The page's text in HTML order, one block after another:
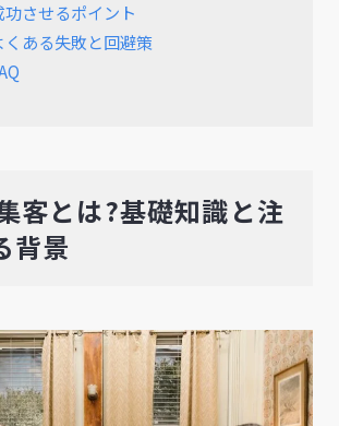
させるポイント
ある失敗と回避策
客とは?基礎知識と注
背景